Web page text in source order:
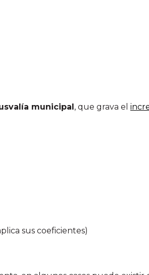
municipal, que grava el
sus coeficientes)